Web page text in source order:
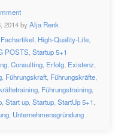
2014 byAlja Renk
Fachartikel High-Quality-Life
POSTS Startup 5+1
, Consulting, Erfolg, Existenz
Führungskraft Führungskräfte
, Führungstraining,
, Start up, Startup, StartUp 5+1
Unternehmensgründung